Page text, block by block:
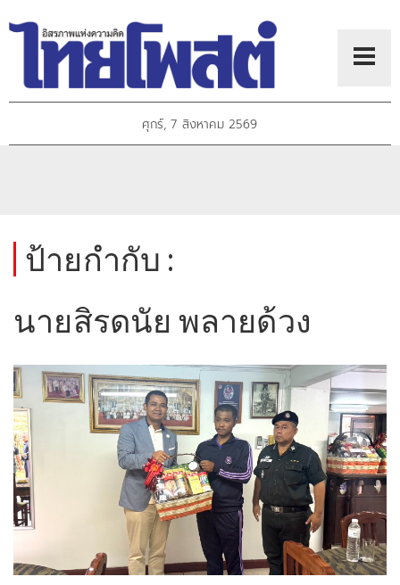
ศุกร์, 7 สิงหาคม 2569
ป้ายกำกับ :
นายสิรดนัย พลายด้วง